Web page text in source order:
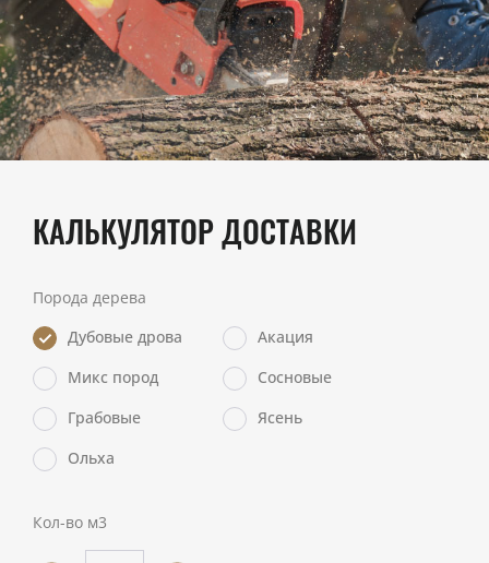
КАЛЬКУЛЯТОР ДОСТАВКИ
Порода дерева
Дубовые дрова
Акация
Микс пород
Сосновые
Грабовые
Ясень
Ольха
Кол-во м3